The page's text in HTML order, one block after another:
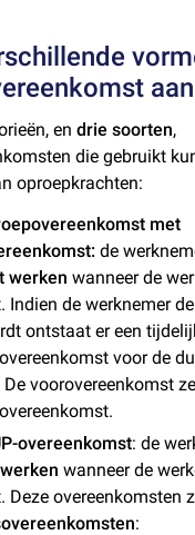
endrie soorten,
die gebruikt
oproepkrachten:
met
de
werken wanneer de
Indien de werknemer
ontstaat er een
voor de
De voorovereenkomst
overeenkomst: de
wanneer de
Deze overeenkomsten
: